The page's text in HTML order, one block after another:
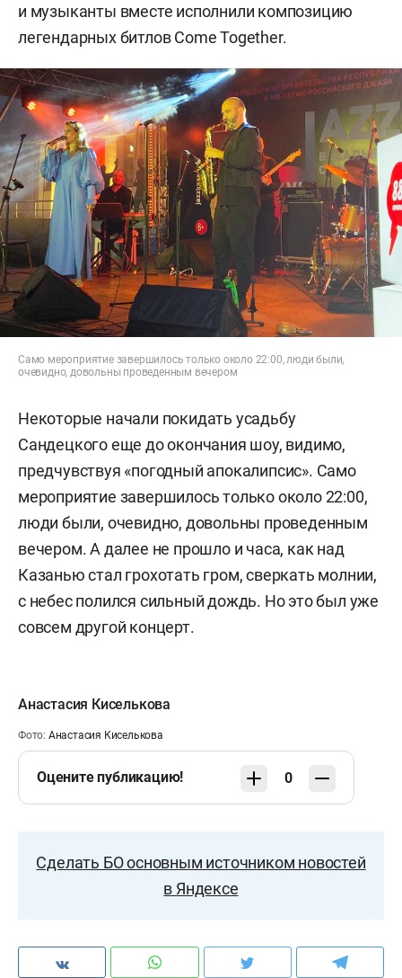
и музыканты вместе исполнили композицию
легендарных битлов Come Together.
Само мероприятие завершилось только около 22:00, люди были,
очевидно, довольны проведенным вечером
Некоторые начали покидать усадьбу
Сандецкого еще до окончания шоу, видимо,
предчувствуя «погодный апокалипсис». Само
мероприятие завершилось только около 22:00,
люди были, очевидно, довольны проведенным
вечером. А далее не прошло и часа, как над
Казанью стал грохотать гром, сверкать молнии,
с небес полился сильный дождь. Но это был уже
совсем другой концерт.
Анастасия Киселькова
Фото: Анастасия Киселькова
Оцените публикацию! 0
Сделать БО основным источником новостей
в Яндексе